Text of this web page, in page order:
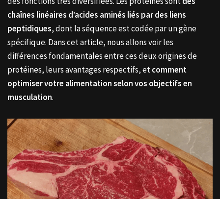
chaînes linéaires d’acides aminés liés par des liens
peptidiques, dont la séquence est codée par un gène
spécifique. Dans cet article, nous allons voir les
différences fondamentales entre ces deux origines de
protéines, leurs avantages respectifs, etcomment
optimiser votre alimentation selon vos objectifs en
musculation.